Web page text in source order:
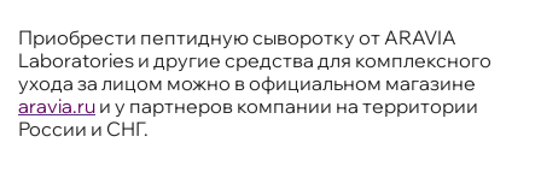
Приобрести пептидную сыворотку от ARAVIA
Laboratories и другие средства для комплексного
ухода за лицом можно в официальном магазине
aravia.ru и у партнеров компании на территории
России и СНГ.